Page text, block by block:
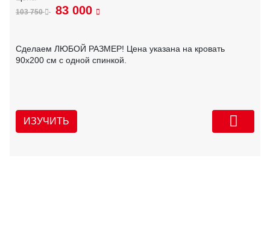
103 750 83 000
Сделаем ЛЮБОЙ РАЗМЕР! Цена указана на кровать
90х200 см с одной спинкой.
ИЗУЧИТЬ